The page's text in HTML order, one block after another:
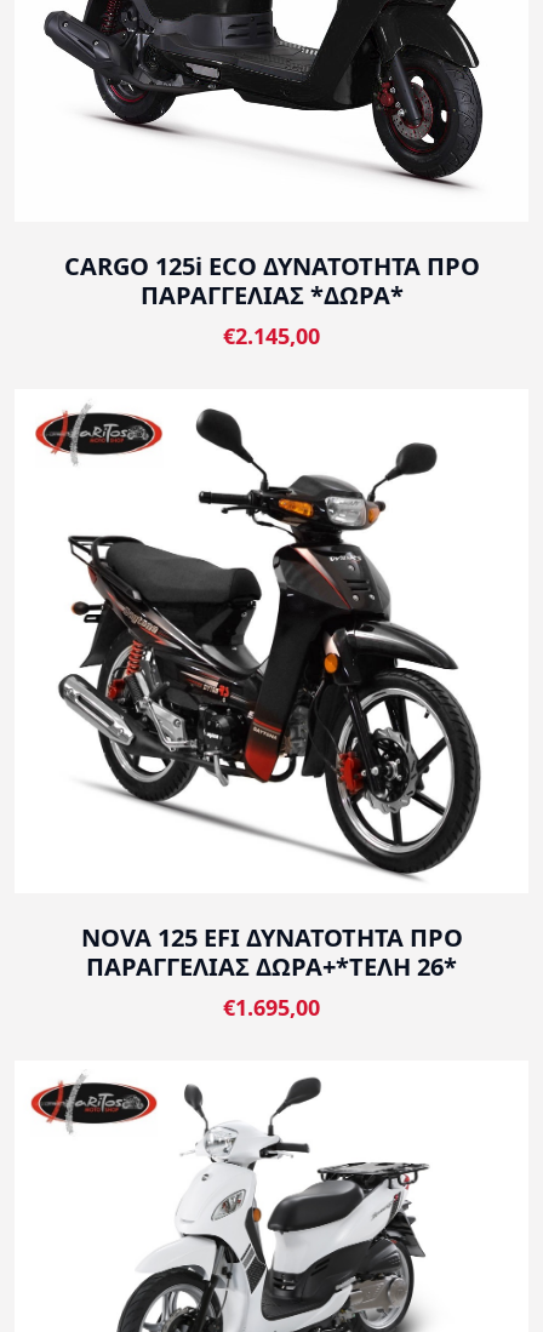
CARGO 125i ECO ΔΥΝΑΤΟΤΗΤΑ ΠΡΟ
ΠΑΡΑΓΓΕΛΙΑΣ *ΔΩΡΑ*
€2.145,00
NOVA 125 EFI ΔΥΝΑΤΟΤΗΤΑ ΠΡΟ
ΠΑΡΑΓΓΕΛΙΑΣ ΔΩΡΑ+*ΤΕΛΗ 26*
€1.695,00